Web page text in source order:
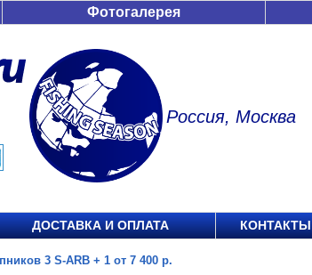
Фотогалерея
Россия, Москва
ДОСТАВКА И ОПЛАТА КОНТАКТЫ
3 S-ARB + 1 от 7 400 р.